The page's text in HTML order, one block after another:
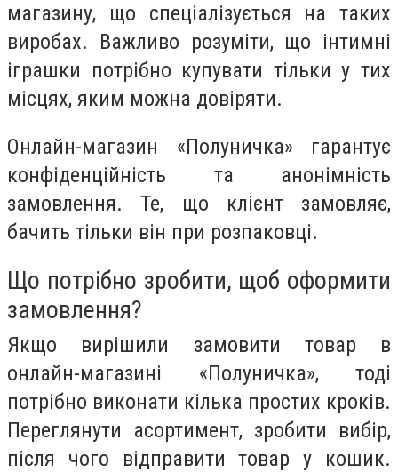
магазину, що спеціалізується на таких
виробах. Важливо розуміти, що інтимні
іграшки потрібно купувати тільки у тих
місцях, яким можна довіряти.
Онлайн-магазин «Полуничка» гарантує
конфіденційність та анонімність
замовлення. Те, що клієнт замовляє,
бачить тільки він при розпаковці.
Що потрібно зробити, щоб оформити
замовлення?
Якщо вирішили замовити товар в
онлайн-магазині «Полуничка», тоді
потрібно виконати кілька простих кроків.
Переглянути асортимент, зробити вибір,
після чого відправити товар у кошик.